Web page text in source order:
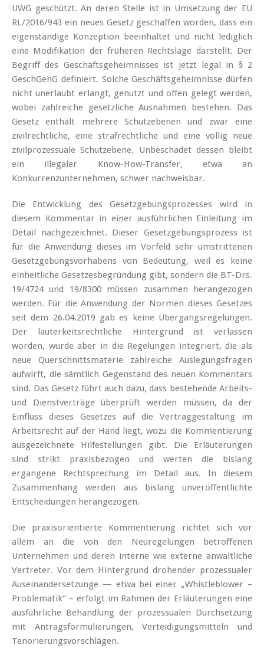
UWG geschützt. An deren Stelle ist in Umsetzung der EU
RL/2016/943 ein neues Gesetz geschaffen worden, dass ein
eigenständige Konzeption beeinhaltet und nicht lediglich
eine Modifikation der früheren Rechtslage darstellt. Der
Begriff des Geschäftsgeheimnisses ist jetzt legal in § 2
GeschGehG definiert. Solche Geschäftsgeheimnisse dürfen
nicht unerlaubt erlangt, genutzt und offen gelegt werden,
wobei zahlreiche gesetzliche Ausnahmen bestehen. Das
Gesetz enthält mehrere Schutzebenen und zwar eine
zivilrechtliche, eine strafrechtliche und eine völlig neue
zivilprozessuale Schutzebene. Unbeschadet dessen bleibt
ein illegaler Know-How-Transfer, etwa an
Konkurrenzunternehmen, schwer nachweisbar.
Die Entwicklung des Gesetzgebungsprozesses wird in
diesem Kommentar in einer ausführlichen Einleitung im
Detail nachgezeichnet. Dieser Gesetzgebungsprozess ist
für die Anwendung dieses im Vorfeld sehr umstrittenen
Gesetzgebungsvorhabens von Bedeutung, weil es keine
einheitliche Gesetzesbegründung gibt, sondern die BT-Drs.
19/4724 und 19/8300 müssen zusammen herangezogen
werden. Für die Anwendung der Normen dieses Gesetzes
seit dem 26.04.2019 gab es keine Übergangsregelungen.
Der lauterkeitsrechtliche Hintergrund ist verlassen
worden, wurde aber in die Regelungen integriert, die als
neue Querschnittsmaterie zahlreiche Auslegungsfragen
aufwirft, die sämtlich Gegenstand des neuen Kommentars
sind. Das Gesetz führt auch dazu, dass bestehende Arbeits-
und Dienstverträge überprüft werden müssen, da der
Einfluss dieses Gesetzes auf die Vertraggestaltung im
Arbeitsrecht auf der Hand liegt, wozu die Kommentierung
ausgezeichnete Hilfestellungen gibt. Die Erläuterungen
sind strikt praxisbezogen und werten die bislang
ergangene Rechtsprechung im Detail aus. In diesem
Zusammenhang werden aus bislang unveröffentlichte
Entscheidungen herangezogen.
Die praxisorientierte Kommentierung richtet sich vor
allem an die von den Neuregelungen betroffenen
Unternehmen und deren interne wie externe anwaltliche
Vertreter. Vor dem Hintergrund drohender prozessualer
Auseinandersetzunge — etwa bei einer „Whistleblower –
Problematik“ – erfolgt im Rahmen der Erläuterungen eine
ausführliche Behandlung der prozessualen Durchsetzung
mit Antragsformulierungen, Verteidigungsmitteln und
Tenorierungsvorschlägen.